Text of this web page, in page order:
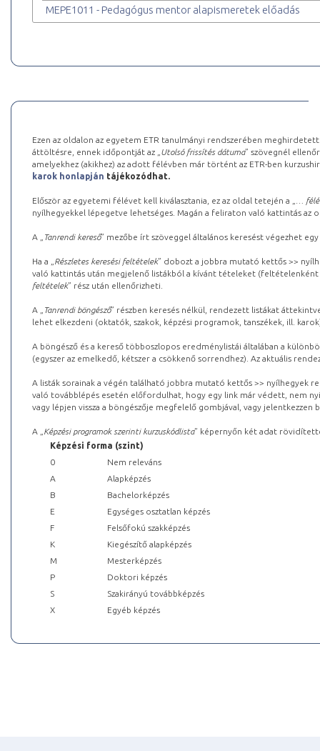
MEPE1011 - Pedagógus mentor alapismeretek előadás
Ezen az oldalon az egyetem ETR tanulmányi rendszerében
áttöltésre, ennek időpontját az „ Utolsó frissítés dátuma” szövegnél
amelyekhez (akikhez) az adott félévben már történt az ETR-ben
karok honlapján tájékozódhat.
Először az egyetemi félévet kell kiválasztania, ez az oldal tetején a „
…
nyílhegyekkel lépegetve lehetséges. Magán a feliraton való kattintás az
A „ Tanrendi kereső” mezőbe írt szöveggel általános keresést végezhet
Ha a „ Részletes keresési feltételek” dobozt a jobbra mutató kettős >>
való kattintás után megjelenő listákból a kívánt tételeket (feltételenként
feltételek” rész után ellenőrizheti.
A „ Tanrendi böngésző” részben keresés nélkül, rendezett listákat
lehet elkezdeni (oktatók, szakok, képzési programok, tanszékek, ill.
A böngésző és a kereső többoszlopos eredménylistái általában a
(egyszer az emelkedő, kétszer a csökkenő sorrendhez). Az aktuális
A listák sorainak a végén található jobbra mutató kettős >> nyílhegyek
való továbblépés esetén előfordulhat, hogy egy link már védett, nem
vagy lépjen vissza a böngészője megfelelő gombjával, vagy
A „ Képzési programok szerinti kurzuskódlista” képernyőn két adat
Képzési forma (szint)
0
Nem releváns
A
Alapképzés
B
Bachelorképzés
E
Egységes osztatlan képzés
F
Felsőfokú szakképzés
K
Kiegészítő alapképzés
M
Mesterképzés
P
Doktori képzés
S
Szakirányú továbbképzés
X
Egyéb képzés